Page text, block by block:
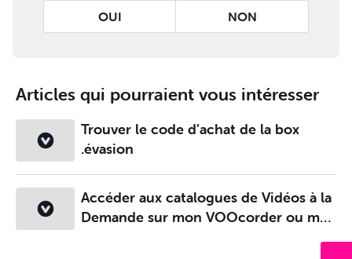
OUI NON
Articles qui pourraient vous intéresser
Trouver le code d’achat de la box
.évasion
Accéder aux catalogues de Vidéos à la
Demande sur mon VOOcorder ou ma